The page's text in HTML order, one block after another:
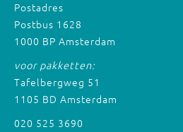
Postadres
Postbus 1628
1000 BP Amsterdam
voor pakketten:
Tafelbergweg 51
1105 BD Amsterdam
020 525 3690